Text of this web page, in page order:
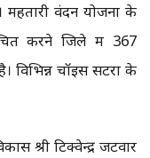
महतारी वंदन योजना के
करने जिले में 367
विभिन्न चॉइस सेंटरों के
श्री टिक्वेन्द्र जटवार